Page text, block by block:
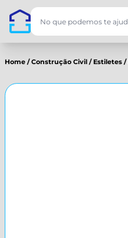
Home /Construção Civil / Estiletes /